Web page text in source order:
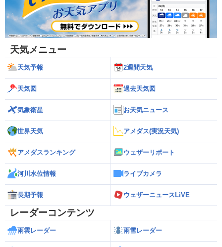
天気メニュー
天気予報 2週間天気
天気図 過去天気図
気象衛星 お天気ニュース
世界天気 アメダス(実況天気)
アメダスランキング ウェザーリポート
河川水位情報 ライブカメラ
長期予報 ウェザーニュースLiVE
レーダーコンテンツ
雨雲レーダー 雨雪レーダー